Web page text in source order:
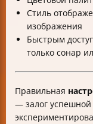
Стиль
изображения
Быстрым
только сонар
Правильная
— залог